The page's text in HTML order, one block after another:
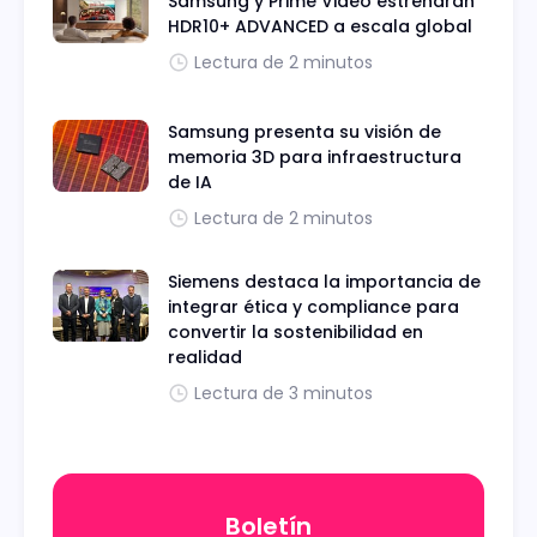
HDR10+ ADVANCED a escala global
Lectura de 2 minutos
Samsung presenta su visión de
memoria 3D para infraestructura
de IA
Lectura de 2 minutos
Siemens destaca la importancia de
integrar ética y compliance para
convertir la sostenibilidad en
realidad
Lectura de 3 minutos
Boletín